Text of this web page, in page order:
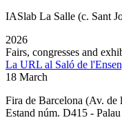
IASlab La Salle (c. Sant
2026
Fairs, congresses and
La URL al Saló de
18 March
Fira de Barcelona (Av. de
Estand núm. D415 - Palau